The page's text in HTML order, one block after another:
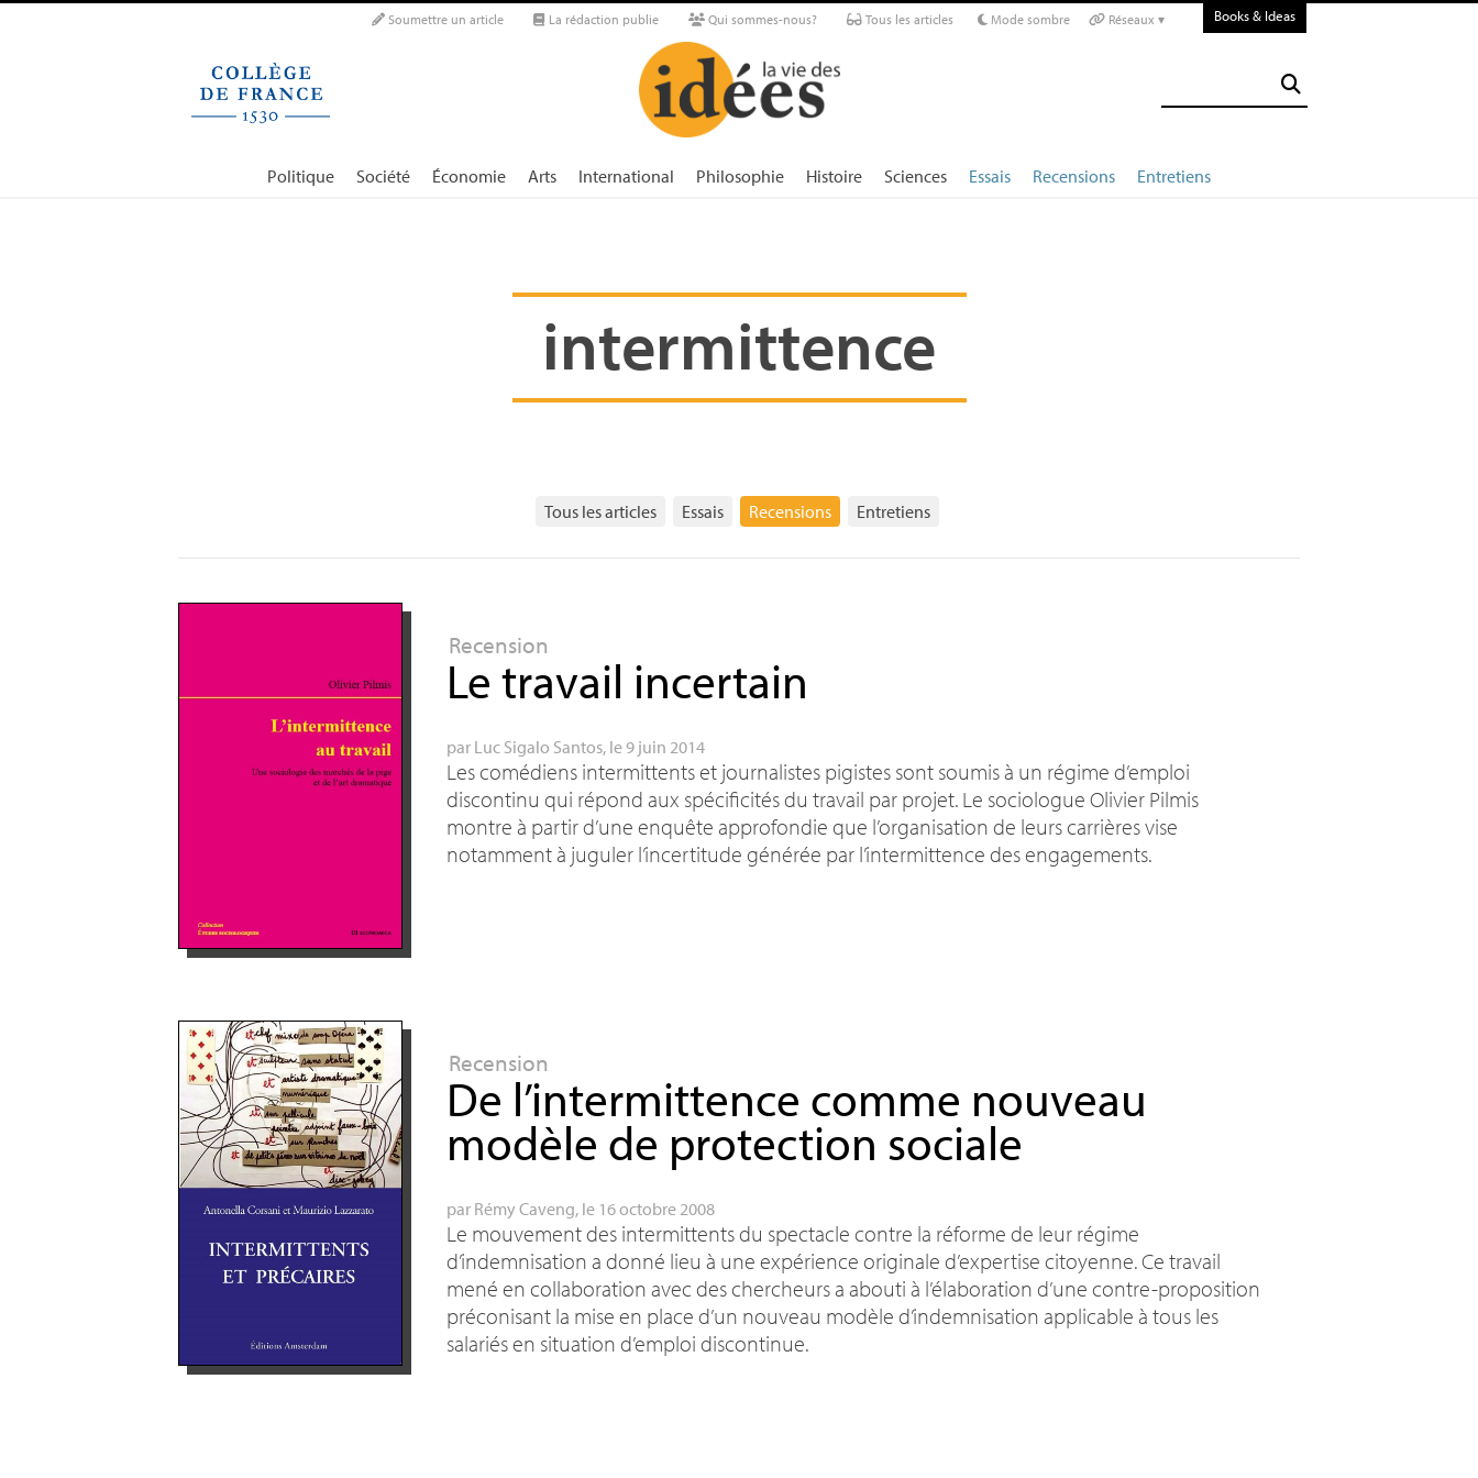
Soumettre un article La rédaction publie Qui sommes-nous? Tous les articles Mode sombre Réseaux ▾ Books & Ideas
Politique Société Économie Arts International Philosophie Histoire Sciences Essais Recensions Entretiens
intermittence
Tous les articles Essais Recensions Entretiens
Recension
Le travail incertain
par Luc Sigalo Santos, le 9 juin 2014
Les comédiens intermittents et journalistes pigistes sont soumis à un régime d’emploi
discontinu qui répond aux spécificités du travail par projet. Le sociologue Olivier Pilmis
montre à partir d’une enquête approfondie que l’organisation de leurs carrières vise
notamment à juguler l’incertitude générée par l’intermittence des engagements.
Recension
De l’intermittence comme nouveau
modèle de protection sociale
par Rémy Caveng, le 16 octobre 2008
Le mouvement des intermittents du spectacle contre la réforme de leur régime
d’indemnisation a donné lieu à une expérience originale d’expertise citoyenne. Ce travail
mené en collaboration avec des chercheurs a abouti à l’élaboration d’une contre-proposition
préconisant la mise en place d’un nouveau modèle d’indemnisation applicable à tous les
salariés en situation d’emploi discontinue.